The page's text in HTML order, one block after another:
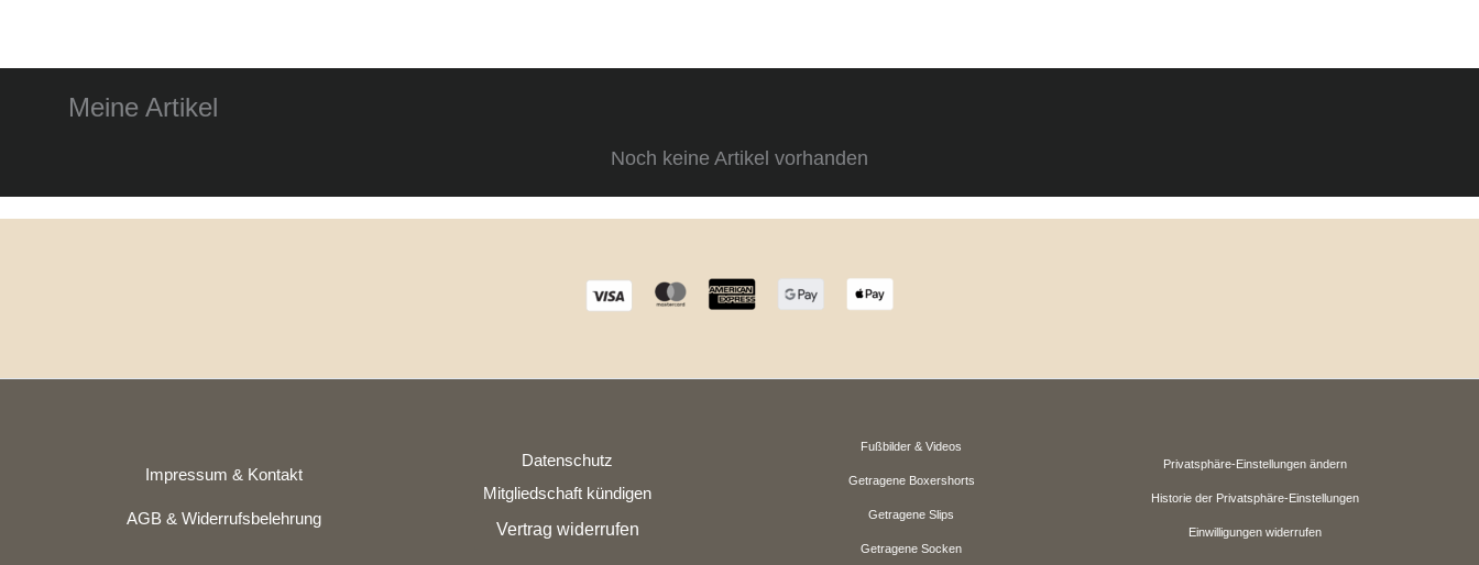
Meine Artikel
Noch keine Artikel vorhanden
Impressum & Kontakt
AGB & Widerrufsbelehrung
Datenschutz
Mitgliedschaft kündigen
Vertrag widerrufen
Fußbilder & Videos
Getragene Boxershorts
Getragene Slips
Getragene Socken
Privatsphäre-Einstellungen ändern
Historie der Privatsphäre-Einstellungen
Einwilligungen widerrufen